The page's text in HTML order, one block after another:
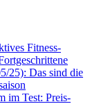
Fitness-
25): Das sind die
im Test: Preis-